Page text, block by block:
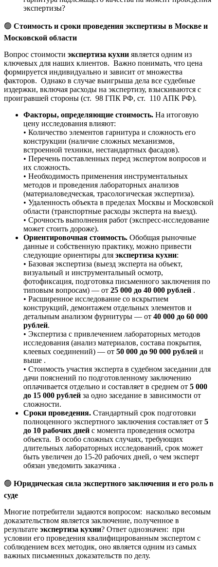
экспертизы?
🟢 Стоимость и сроки проведения экспертизы в Москве и
Московской области
Вопрос стоимости экспертиза кухни является одним из
ключевых для наших клиентов. Важно понимать, что цена
формируется индивидуально и зависит от множества
факторов. Однако в случае выигрыша дела все судебные
издержки, включая расходы на экспертизу, взыскиваются с
проигравшей стороны (ст. 98 ГПК РФ, ст. 110 АПК РФ).
Факторы, определяющие стоимость. На итоговую
цену исследования влияют:
• Количество элементов гарнитура и сложность его
конструкции (наличие сложных механизмов,
встроенной техники, нестандартных фасадов).
• Перечень поставленных перед экспертом вопросов и
их сложность.
• Необходимость применения инструментальных
методов и проведения лабораторных анализов
(материаловедческая, трасологическая экспертиза).
• Удаленность объекта в пределах Москвы и Московской
области (транспортные расходы эксперта на выезд).
• Срочность выполнения работ (экспресс-исследование
может стоить дороже).
Ориентировочная стоимость. Обобщая рыночные
данные и собственную практику, можно привести
следующие ориентиры для экспертиза кухни:
• Базовая экспертиза (выезд эксперта на объект,
визуальный и инструментальный осмотр,
фотофиксация, подготовка письменного заключения по
типовым вопросам) — от 25 000 до 40 000 рублей .
• Расширенное исследование со вскрытием
конструкций, демонтажем отдельных элементов и
детальным анализом фурнитуры — от 40 000 до 60 000
рублей.
• Экспертиза с привлечением лабораторных методов
исследования (анализ материалов, состава покрытия,
клеевых соединений) — от 50 000 до 90 000 рублей и
выше .
• Стоимость участия эксперта в судебном заседании для
дачи пояснений по подготовленному заключению
оплачивается отдельно и составляет в среднем от 5 000
до 15 000 рублей за одно заседание в зависимости от
сложности.
Сроки проведения. Стандартный срок подготовки
полноценного экспертного заключения составляет от 5
до 10 рабочих дней с момента проведения осмотра
объекта. В особо сложных случаях, требующих
длительных лабораторных исследований, срок может
быть увеличен до 15-20 рабочих дней, о чем эксперт
обязан уведомить заказчика .
🟢 Юридическая сила экспертного заключения и его роль в
суде
Многие потребители задаются вопросом: насколько весомым
доказательством является заключение, полученное в
результате экспертиза кухни? Ответ однозначен: при
условии его проведения квалифицированным экспертом с
соблюдением всех методик, оно является одним из самых
важных письменных доказательств по делу.